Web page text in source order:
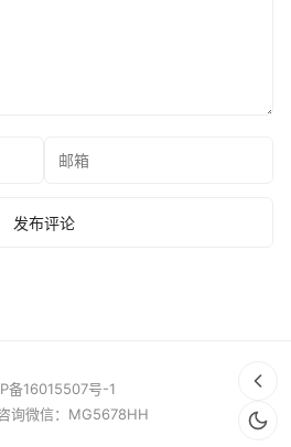
备16015507号-1
询微信：MG5678HH